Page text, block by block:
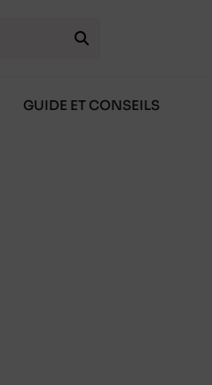
GUIDE ET CONSEILS